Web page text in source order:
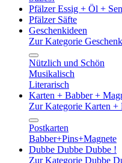
Pfälzer Essig + Öl +
Pfälzer Säfte
Geschenkideen
Zur Kategorie
Nützlich und Schön
Musikalisch
Literarisch
Karten + Babber +
Zur Kategorie Karten +
Postkarten
Babber+Pins+Magnete
Dubbe Dubbe Dubbe !
Zur Kategorie Dubbe